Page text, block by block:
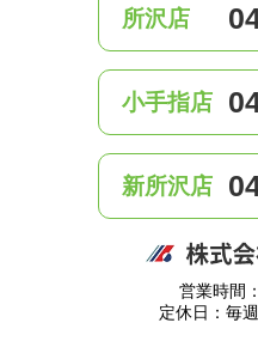
所沢店
小手指店
新所沢店
営業時間
定休日：毎